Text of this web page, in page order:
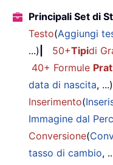
Principali Set di
Testo(Aggiungi
...)
50+Tipidi
40+ Formule
data di nascita, ...)
Inserimento(
Immagine dal
Conversione(
tasso di cambio,